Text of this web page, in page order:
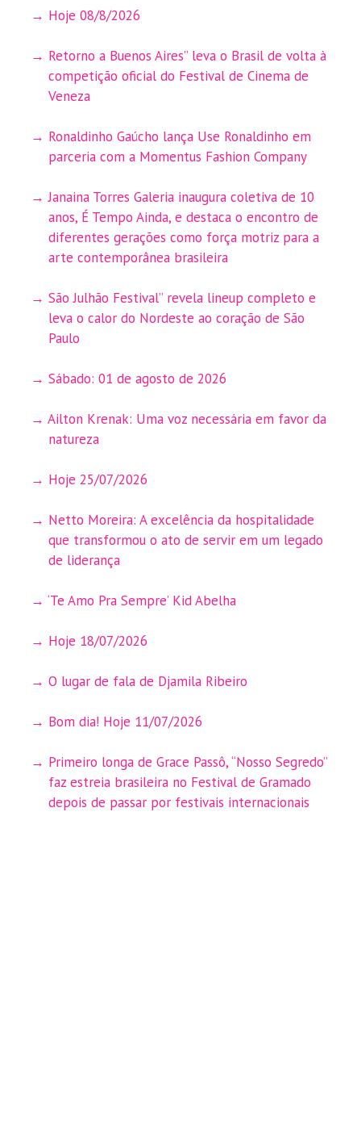
Hoje 08/8/2026
Retorno a Buenos Aires” leva o Brasil de volta à
competição oficial do Festival de Cinema de
Veneza
Ronaldinho Gaúcho lança Use Ronaldinho em
parceria com a Momentus Fashion Company
Janaina Torres Galeria inaugura coletiva de 10
anos, É Tempo Ainda, e destaca o encontro de
diferentes gerações como força motriz para a
arte contemporânea brasileira
São Julhão Festival” revela lineup completo e
leva o calor do Nordeste ao coração de São
Paulo
Sábado: 01 de agosto de 2026
Ailton Krenak: Uma voz necessária em favor da
natureza
Hoje 25/07/2026
Netto Moreira: A excelência da hospitalidade
que transformou o ato de servir em um legado
de liderança
‘Te Amo Pra Sempre’ Kid Abelha
Hoje 18/07/2026
O lugar de fala de Djamila Ribeiro
Bom dia! Hoje 11/07/2026
Primeiro longa de Grace Passô, “Nosso Segredo”
faz estreia brasileira no Festival de Gramado
depois de passar por festivais internacionais